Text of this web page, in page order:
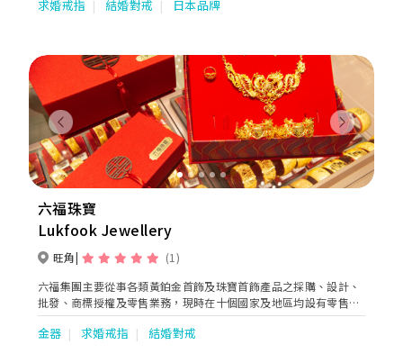
算，提供豐富戒台款式以及多元優質的裸鑽挑選，從中選擇出符合
幸福寓意，祝福著互許終身的愛侶們，永遠幸福甜蜜。秉持日本文
化精神，I-PRIMO作為專門售賣婚戒的品牌，以「至高夢想、無上
幸福」為理念，將喜悅的瞬間化作永恆的記憶，以最真誠專業的心
為新人帶來舒適又美觀的婚戒，與顧客們一同見證他們最幸福和甜
蜜的時刻。
求婚戒指 結婚對戒 日本品牌
Previous Next
六福珠寶
Lukfook Jewellery
旺角
(1)
六福集團主要從事各類黃鉑金首飾及珠寶首飾產品之採購、設計、
批發、商標授權及零售業務，現時在十個國家及地區均設有零售
點。集團將繼續於國際市場物色新商機，以配合「香港名牌 ‧ 國
際演繹」之企業發展。
金器 求婚戒指 結婚對戒